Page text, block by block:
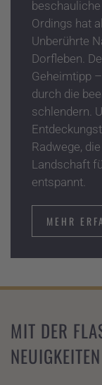
Ordings hat
Unberührte
Dorfleben.
Geheimtipp
durch die
schlendern.
Radwege,
Landschaft
entspannt.
MEHR
MIT DER